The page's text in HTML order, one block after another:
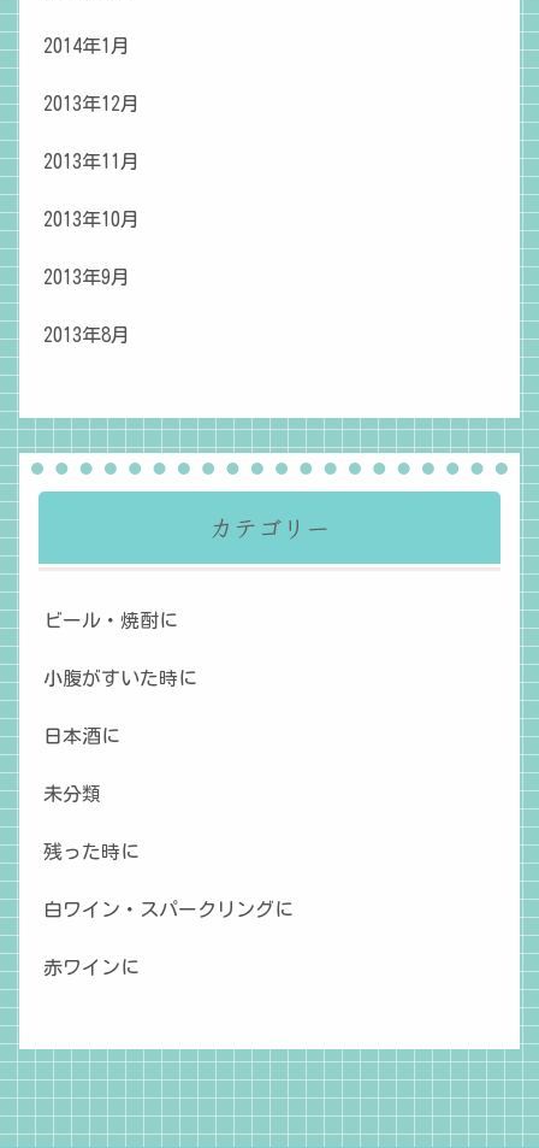
2014年1月
2013年12月
2013年11月
2013年10月
2013年9月
2013年8月
カテゴリー
ビール・焼酎に
小腹がすいた時に
日本酒に
未分類
残った時に
白ワイン・スパークリングに
赤ワインに